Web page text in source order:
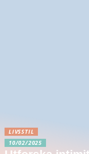
LIVSSTIL
10/02/2025